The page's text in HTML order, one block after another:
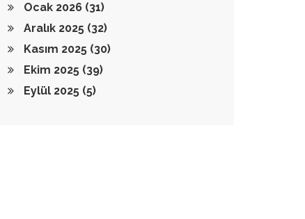
Ocak 2026 (31)
Aralık 2025 (32)
Kasım 2025 (30)
Ekim 2025 (39)
Eylül 2025 (5)